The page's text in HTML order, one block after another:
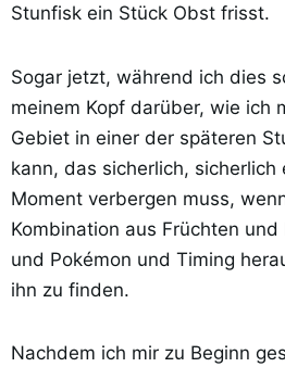
Stunfisk ein Stück Obst frisst.
Sogar jetzt, während ich dies
meinem Kopf darüber, wie ich
Gebiet in einer der späteren
kann, das sicherlich, sicherlich
Moment verbergen muss,
Kombination aus Früchten
und Pokémon und Timing
ihn zu finden.
Nachdem ich mir zu Beginn